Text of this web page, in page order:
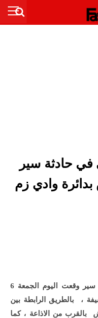
حادثة سير
وادي زم
حادثة خطيرة سير وقعت اليوم الجمعة 6
، بالطريق الرابطة بين
بالقرب من الاذاعة ، كما